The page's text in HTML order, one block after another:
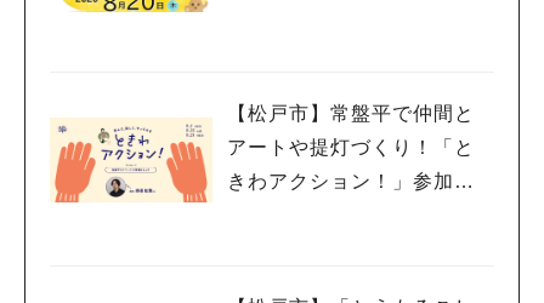
【松戸市】常盤平で仲間と
アートや提灯づくり！「と
きわアクション！」参加者
#イベント#公園#教えたい／教えて投稿記事
#教えたい/こんなの見つけた